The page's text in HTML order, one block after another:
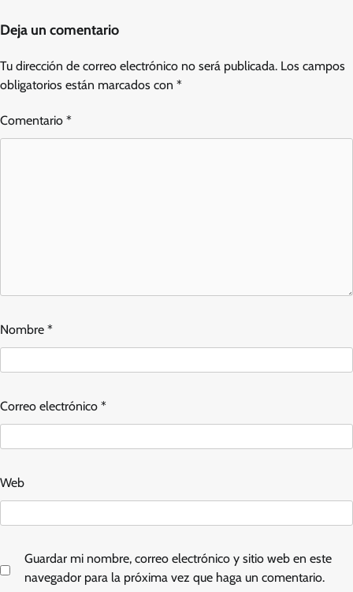
Deja un comentario
Tu dirección de correo electrónico no será publicada. Los campos
obligatorios están marcados con *
Comentario *
Nombre *
Correo electrónico *
Web
Guardar mi nombre, correo electrónico y sitio web en este
navegador para la próxima vez que haga un comentario.